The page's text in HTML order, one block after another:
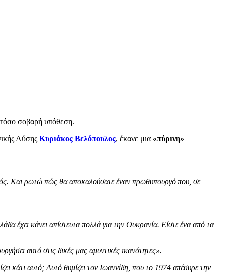
σοβαρή υπόθεση.
Λύσης Κυριάκος Βελόπουλος, έκανε μια «πύρινη»
Και ρωτώ πώς θα αποκαλούσατε έναν πρωθυπουργό που, σε
κάνει απίστευτα πολλά για την Ουκρανία. Είστε ένα από τα
αυτό στις δικές μας αμυντικές ικανότητες».
κάτι αυτό; Αυτό θυμίζει τον Ιωαννίδη, που το 1974 απέσυρε την